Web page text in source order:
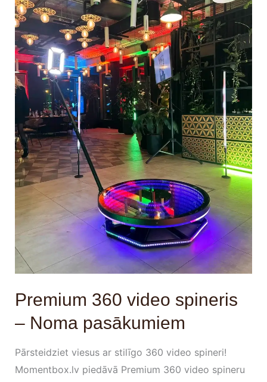
Premium 360 video spineris
– Noma pasākumiem
Pārsteidziet viesus ar stilīgo 360 video spineri!
Momentbox.lv piedāvā Premium 360 video spineru
spineris
–
Noma
pasākumiem